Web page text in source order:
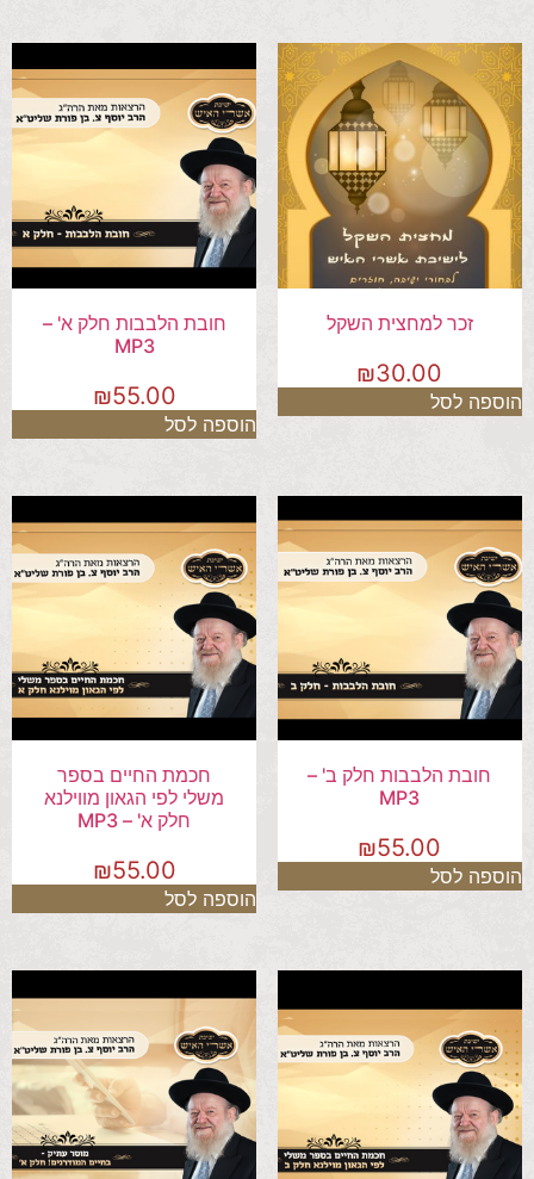
זכר למחצית השקל
₪30.00
הוספה לסל
חובת הלבבות חלק א' –
MP3
₪55.00
הוספה לסל
חובת הלבבות חלק ב' –
MP3
₪55.00
הוספה לסל
חכמת החיים בספר
משלי לפי הגאון מווילנא
חלק א' – MP3
₪55.00
הוספה לסל